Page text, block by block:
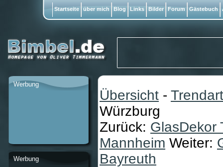
Übersicht -
Würzburg
Zurück: GlasDekor
Mannheim Weiter:
Bayreuth
Werbung
Werbung
Startseite über mich Blog Links Bilder Forum Gästebuch